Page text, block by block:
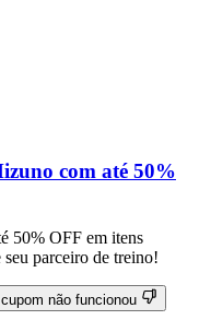
com até 50%
50% OFF em itens
parceiro de treino!
não funcionou